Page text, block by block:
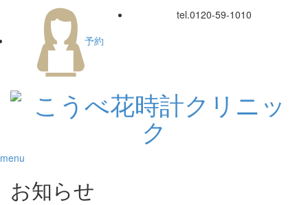
予約
tel.0120-59-1010
menu
お知らせ